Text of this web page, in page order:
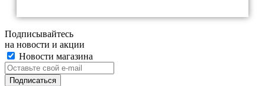
Подписывайтесь
на новости и акции
Новости магазина